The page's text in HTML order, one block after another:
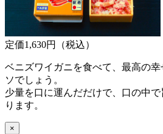
定価1,630円（税込）
ベニズワイガニを食べて、最高の幸
ソでしょう。
少量を口に運んだだけで、口の中
ります。
×